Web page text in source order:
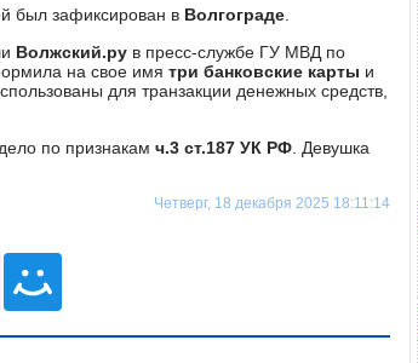
был зафиксирован в Волгограде
Волжский.ру в пресс-службе ГУ МВД по
на свое имя три банковские карты и
для транзакции денежных средств,
по признакам ч.3 ст.187 УК РФ . Девушка
Четверг, 18 декабря 2025 18:11:14